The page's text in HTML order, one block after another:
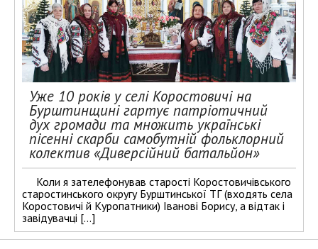
Уже 10 років у селі Коростовичі на
Бурштинщині гартує патріотичний
дух громади та множить українські
пісенні скарби самобутній фольклорний
колектив «Диверсійний батальйон»
Коли я зателефонував старості Коростовичівського
старостинського округу Бурштинської ТГ (входять села
Коростовичі й Куропатники) Іванові Борису, а відтак і
завідувачці […]